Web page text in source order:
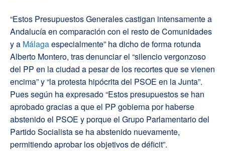
“Estos Presupuestos Generales castigan intensamente a
Andalucía en comparación con el resto de Comunidades
y a Málagaespecialmente” ha dicho de forma rotunda
Alberto Montero, tras denunciar el “silencio vergonzoso
del PP en la ciudad a pesar de los recortes que se vienen
encima” y “la protesta hipócrita del PSOE en la Junta”.
Pues según ha expresado “Estos presupuestos se han
aprobado gracias a que el PP gobierna por haberse
abstenido el PSOE y porque el Grupo Parlamentario del
Partido Socialista se ha abstenido nuevamente,
permitiendo aprobar los objetivos de déficit”.